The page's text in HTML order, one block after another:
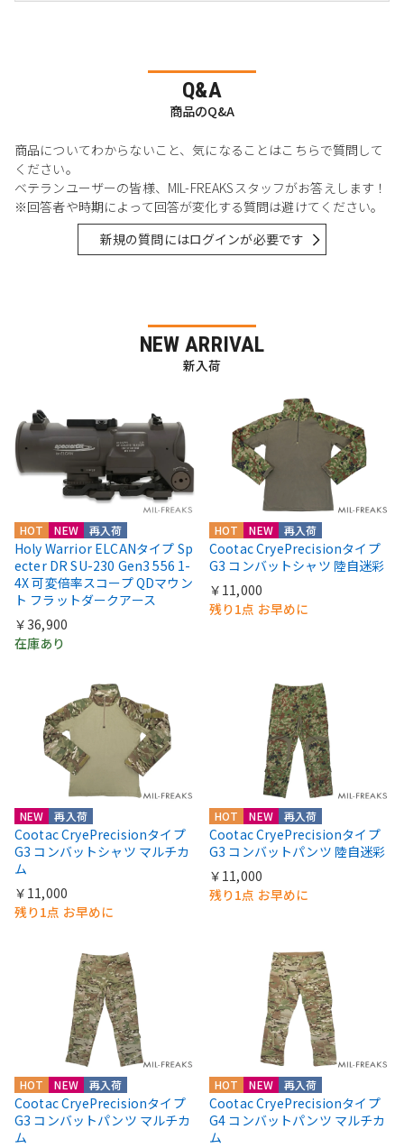
Q&A
商品のQ&A
商品についてわからないこと、気になることはこちらで質問して
ください。
ベテランユーザーの皆様、MIL-FREAKSスタッフがお答えします！
※回答者や時期によって回答が変化する質問は避けてください。
新規の質問にはログインが必要です
NEW ARRIVAL
新入荷
HOT NEW 再入荷
Holy Warrior ELCANタイプ Sp
ecter DR SU-230 Gen3 556 1-
4X 可変倍率スコープ QDマウン
ト フラットダークアース
￥36,900
在庫あり
HOT NEW 再入荷
Cootac CryePrecisionタイプ
G3 コンバットシャツ 陸自迷彩
￥11,000
残り1点 お早めに
NEW 再入荷
Cootac CryePrecisionタイプ
G3 コンバットシャツ マルチカ
ム
￥11,000
残り1点 お早めに
HOT NEW 再入荷
Cootac CryePrecisionタイプ
G3 コンバットパンツ 陸自迷彩
￥11,000
残り1点 お早めに
HOT NEW 再入荷
Cootac CryePrecisionタイプ
G3 コンバットパンツ マルチカ
ム
HOT NEW 再入荷
Cootac CryePrecisionタイプ
G4 コンバットパンツ マルチカ
ム